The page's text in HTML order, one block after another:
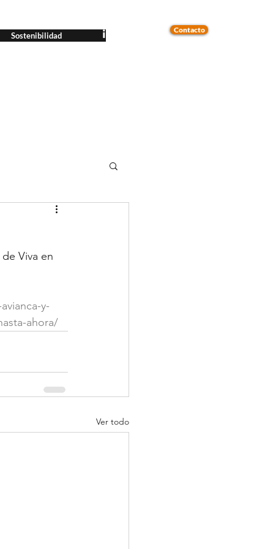
Sostenibilidad
Contacto
Viva en
y-
ahora/
Ver todo